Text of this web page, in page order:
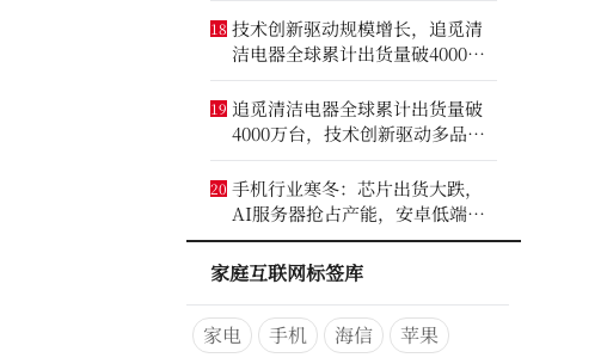
18 技术创新驱动规模增长，追觅清
洁电器全球累计出货量破4000万
台
19 追觅清洁电器全球累计出货量破
4000万台，技术创新驱动多品类
增长
20 手机行业寒冬：芯片出货大跌，
AI服务器抢占产能，安卓低端压
力最大
家庭互联网标签库
家电 手机 海信
苹果